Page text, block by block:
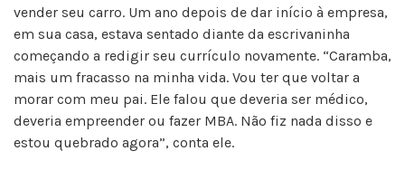
vender seu carro. Um ano depois de dar início à empresa,
em sua casa, estava sentado diante da escrivaninha
começando a redigir seu currículo novamente. “Caramba,
mais um fracasso na minha vida. Vou ter que voltar a
morar com meu pai. Ele falou que deveria ser médico,
deveria empreender ou fazer MBA. Não fiz nada disso e
estou quebrado agora”, conta ele.